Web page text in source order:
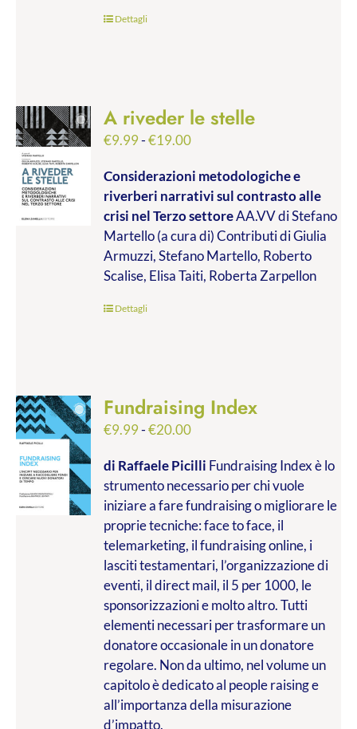
Dettagli
A riveder le stelle
€9.99-€19.00Fascia
prezzo:
da
€9.99
a
€19.00
Considerazioni metodologiche e
riverberi narrativi sul contrasto alle
crisi nel Terzo settoreAA.VV di Stefano
Martello (a cura di) Contributi di Giulia
Armuzzi, Stefano Martello, Roberto
Scalise, Elisa Taiti, Roberta Zarpellon
Dettagli
Fundraising Index
€9.99-€20.00Fascia
prezzo:
da
€9.99
a
€20.00
di Raffaele Picilli Fundraising Index è lo
strumento necessario per chi vuole
iniziare a fare fundraising o migliorare le
proprie tecniche: face to face, il
telemarketing, il fundraising online, i
lasciti testamentari, l’organizzazione di
eventi, il direct mail, il 5 per 1000, le
sponsorizzazioni e molto altro. Tutti
elementi necessari per trasformare un
donatore occasionale in un donatore
regolare. Non da ultimo, nel volume un
capitolo è dedicato al people raising e
all’importanza della misurazione
d’impatto.